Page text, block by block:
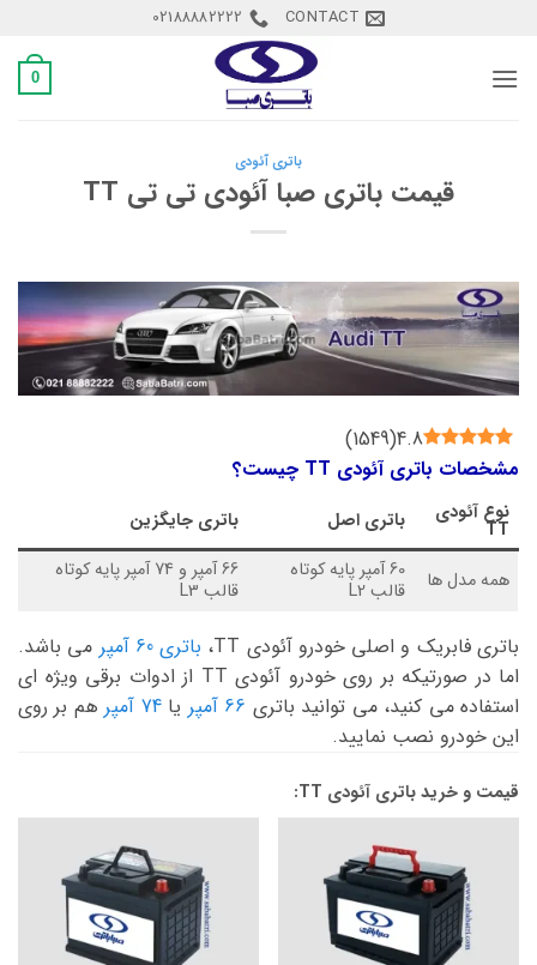
content
CONTACT
02188882222
0
باتری آئودی
قیمت باتری صبا آئودی تی تی TT
4.8
(
1549
)
مشخصات باتری آئودی TT چیست؟
نوع آئودی
TT باتری اصل باتری جایگزین
همه مدل ها 60 آمپر پایه کوتاه
قالب L2
66 آمپر و 74 آمپر پایه کوتاه
قالب L3
باتری فابریک و اصلی خودرو آئودی TT، باتری 60 آمپر
می باشد.
اما در صورتیکه بر روی خودرو آئودی TT از ادوات برقی ویژه ای
استفاده می کنید، می توانید باتری 66 آمپر یا74 آمپر
هم بر روی
این خودرو نصب نمایید.
قیمت و خرید باتری آئودی TT: